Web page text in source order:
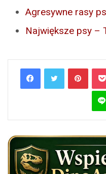
Agresywne rasy
Największe psy –